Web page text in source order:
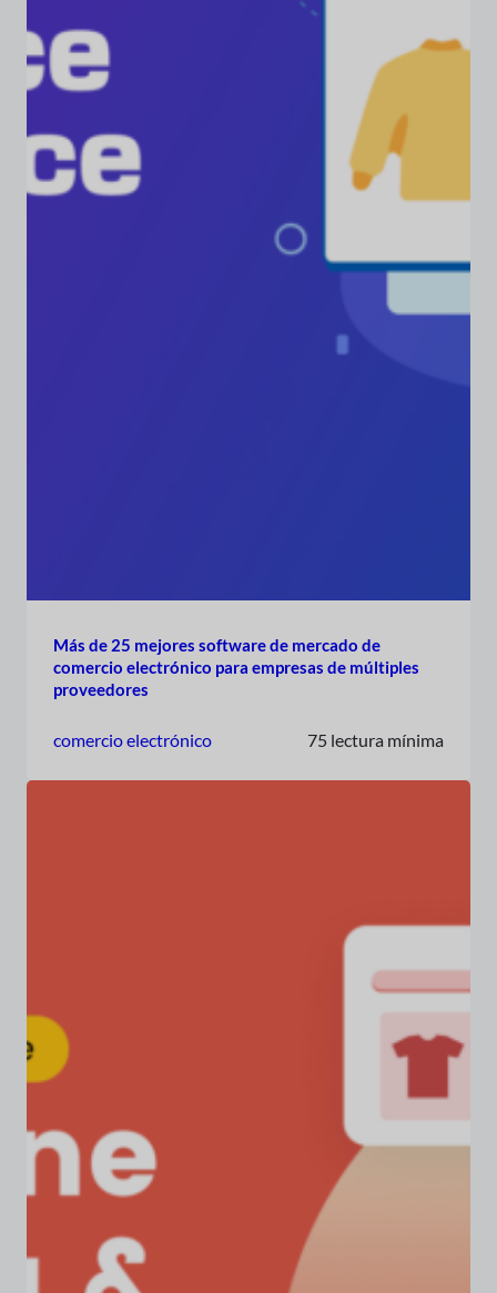
Más de 25 mejores software de mercado de
comercio electrónico para empresas de múltiples
proveedores
comercio electrónico 75 lectura mínima